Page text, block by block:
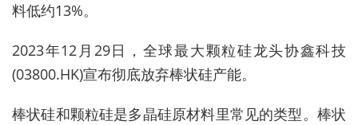
料低约13%。
2023年12月29日，全球最大颗粒硅龙头协鑫科技
(03800.HK)宣布彻底放弃棒状硅产能。
棒状硅和颗粒硅是多晶硅原材料里常见的类型。棒状